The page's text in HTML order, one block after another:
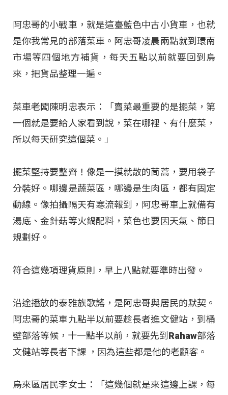
阿忠哥的小戰車，就是這臺藍色中古小貨車，也就
是你我常見的部落菜車。阿忠哥凌晨兩點就到環南
市場等四個地方補貨，每天五點以前就要回到烏
來，把貨品整理一遍。
菜車老闆陳明忠表示：「賣菜最重要的是擺菜，第
一個就是要給人家看到說，菜在哪裡、有什麼菜，
所以每天研究這個菜。」
擺菜堅持要整齊！像是一摸就散的茼蒿，要用袋子
分裝好。哪邊是蔬菜區，哪邊是生肉區，都有固定
動線。像拍攝隔天有寒流報到，阿忠哥車上就備有
湯底、金針菇等火鍋配料，菜色也要因天氣、節日
規劃好。
符合這幾項理貨原則，早上八點就要準時出發。
沿途播放的泰雅族歌謠，是阿忠哥與居民的默契。
阿忠哥的菜車九點半以前要趁長者進文健站，到桶
壁部落等候，十一點半以前，就要先到Rahaw部落
文健站等長者下課 ，因為這些都是他的老顧客。
烏來區居民李女士：「這幾個就是來這邊上課，每